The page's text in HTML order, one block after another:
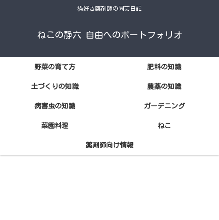
猫好き薬剤師の園芸日記
ねこの静六 自由へのポートフォリオ
野菜の育て方 肥料の知識
土づくりの知識 農薬の知識
病害虫の知識 ガーデニング
菜園料理 ねこ
薬剤師向け情報